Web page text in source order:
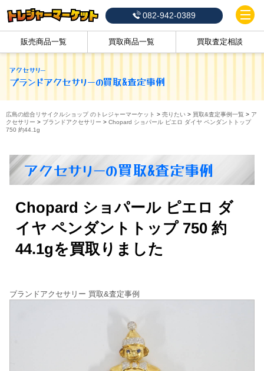
082-942-0389
販売商品一覧 買取商品一覧 買取査定相談
アクセサリー
ブランドアクセサリーの買取&査定事例
広島の総合リサイクルショップ のトレジャーマーケット > 売りたい> 買取&査定事例一覧 > ア
クセサリー > ブランドアクセサリー > Chopard ショパール ピエロ ダイヤ ペンダントトップ
750 約44.1g
アクセサリーの買取&査定事例
Chopard ショパール ピエロ ダ
イヤ ペンダントトップ 750 約
44.1gを買取りました
ブランドアクセサリー 買取&査定事例